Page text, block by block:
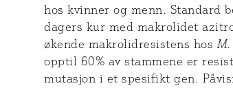
hos kvinner og menn. Standard
dagers kur med makrolidet
økende makrolidresistens hos
opptil 60% av stammene er
mutasjon i et spesifikt gen.